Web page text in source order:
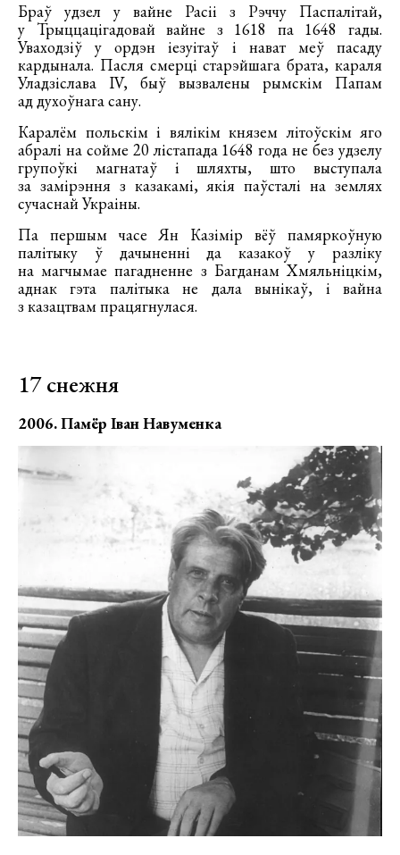
Браў удзел у вайне Расіі з Рэччу Паспалітай,
у Трыццацігадовай вайне з 1618 па 1648 гады.
Уваходзіў у ордэн іезуітаў і нават меў пасаду
кардынала. Пасля смерці старэйшага брата, караля
Уладзіслава IV, быў вызвалены рымскім Папам
ад духоўнага сану.
Каралём польскім і вялікім князем літоўскім яго
абралі на сойме 20 лістапада 1648 года не без удзелу
групоўкі магнатаў і шляхты, што выступала
за замірэння з казакамі, якія паўсталі на землях
сучаснай Украіны.
Па першым часе Ян Казімір вёў памяркоўную
палітыку ў дачыненні да казакоў у разліку
на магчымае пагадненне з Багданам Хмяльніцкім,
аднак гэта палітыка не дала вынікаў, і вайна
з казацтвам працягнулася.
17 снежня
2006. Памёр Іван Навуменка